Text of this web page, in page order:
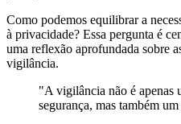
Como podemos equilibrar a
à privacidade? Essa pergunta é
uma reflexão aprofundada sobre
vigilância.
"A vigilância não é apenas
segurança, mas também